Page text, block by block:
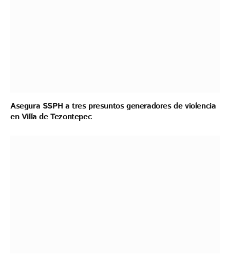
Asegura SSPH a tres presuntos generadores de violencia
en Villa de Tezontepec